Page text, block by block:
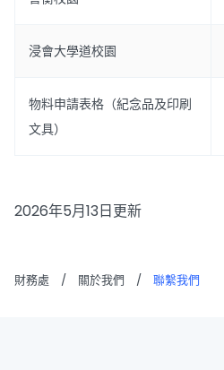
浸會大學道校園
物料申請表格（紀念品及印刷
文具）
2026年5月13日更新
財務處 / 關於我們 / 聯繫我們